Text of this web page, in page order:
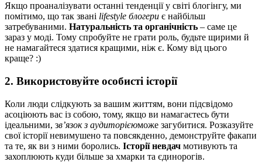
Якщо проаналізувати останні тенденції у світі блогінгу, ми
помітимо, що так звані lifestyle блогери є найбільш
затребуваними. Натуральність та органічність – саме це
зараз у моді. Тому спробуйте не грати роль, будьте щирими й
не намагайтеся здатися кращими, ніж є. Кому від цього
краще? :)
2. Використовуйте особисті історії
Коли люди слідкують за вашим життям, вони підсвідомо
асоціюють вас із собою, тому, якщо ви намагаєтесь бути
ідеальними, зв’язок з аудиторієюможе загубитися. Розказуйте
свої історії невимушено та повсякденно, демонструйте факапи
та те, як ви з ними боролись. Історії невдач мотивують та
захоплюють куди більше за хмарки та єдинорогів.